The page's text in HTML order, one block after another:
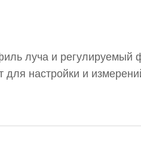
луча и регулируемый
настройки и
системах и